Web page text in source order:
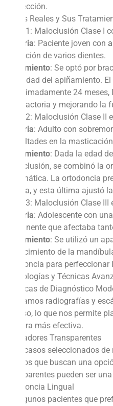
de elección.
Casos Reales y Sus
Caso 1: Maloclusión Clase I
Historia: Paciente joven con
y rotación de varios dientes.
Tratamiento: Se optó por
severidad del apiñamiento.
aproximadamente 24
satisfactoria y mejorando la
Caso 2: Maloclusión Clase II
Historia: Adulto con
dificultades en la
Tratamiento: Dada la edad
maloclusión, se combinó la
ortognática. La ortodoncia
cirugía, y esta última ajustó
Caso 3: Maloclusión Clase III
Historia: Adolescente con
prominente que afectaba
Tratamiento: Se utilizó un
el crecimiento de la
ortodoncia para
Tecnologías y Técnicas
Técnicas de Diagnóstico
Utilizamos radiografías y
preciso, lo que nos permite
manera más efectiva.
Alineadores Transparentes
Para casos seleccionados
adultos que buscan una
transparentes pueden ser
Ortodoncia Lingual
En algunos pacientes que